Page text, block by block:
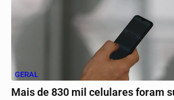
GERAL
Mais de 830 mil celulares foram